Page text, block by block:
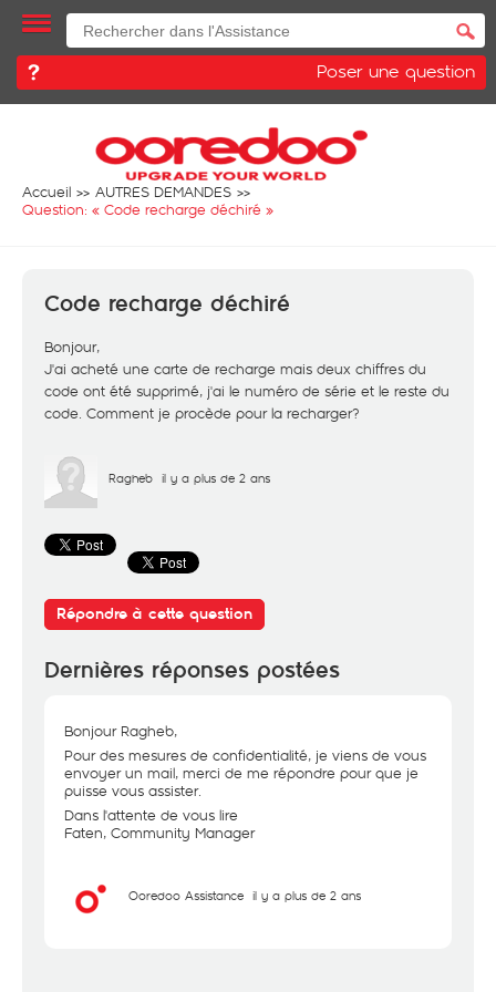
Poser une question
Accueil
AUTRES DEMANDES
Question: « Code recharge déchiré »
Code recharge déchiré
Bonjour,
J'ai acheté une carte de recharge mais deux chiffres du
code ont été supprimé, j'ai le numéro de série et le reste du
code. Comment je procède pour la recharger?
Ragheb il y a plus de 2 ans
Répondre à cette question
Dernières réponses postées
Bonjour Ragheb,
Pour des mesures de confidentialité, je viens de vous
envoyer un mail, merci de me répondre pour que je
puisse vous assister.
Dans l'attente de vous lire
Faten, Community Manager
Ooredoo Assistance il y a plus de 2 ans